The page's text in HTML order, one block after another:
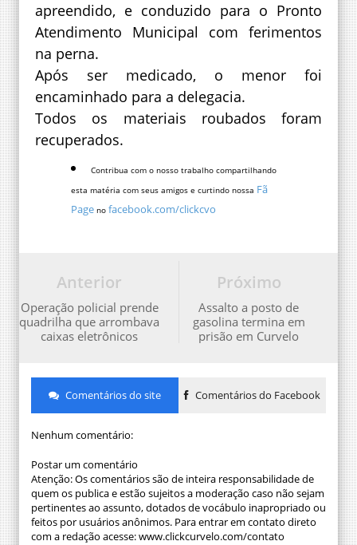
apreendido, e conduzido para o Pronto
Atendimento Municipal com ferimentos
na perna.
Após ser medicado, o menor foi
encaminhado para a delegacia.
Todos os materiais roubados foram
recuperados.
Contribua com o nosso trabalho compartilhando
esta matéria com seus amigos e curtindo nossa Fã
Page no facebook.com/clickcvo
Próximo
Assalto a posto de
gasolina termina em
prisão em Curvelo
Anterior
Operação policial prende
quadrilha que arrombava
caixas eletrônicos
Comentários do site Comentários do Facebook
Nenhum comentário:
Postar um comentário
Atenção: Os comentários são de inteira responsabilidade de
quem os publica e estão sujeitos a moderação caso não sejam
pertinentes ao assunto, dotados de vocábulo inapropriado ou
feitos por usuários anônimos. Para entrar em contato direto
com a redação acesse: www.clickcurvelo.com/contato